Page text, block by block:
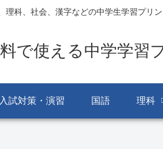
理科、社会、漢字などの中学生学習プリ
で使える中学学習
試対策・演習 国語 理科